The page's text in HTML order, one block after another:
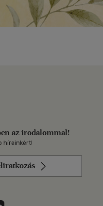
az irodalommal!
híreinkért!